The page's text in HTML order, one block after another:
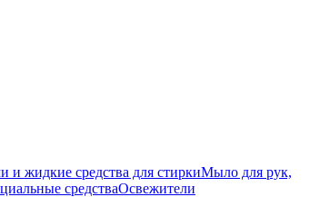
и жидкие средства для стиркиМыло для рук,
средстваОсвежители